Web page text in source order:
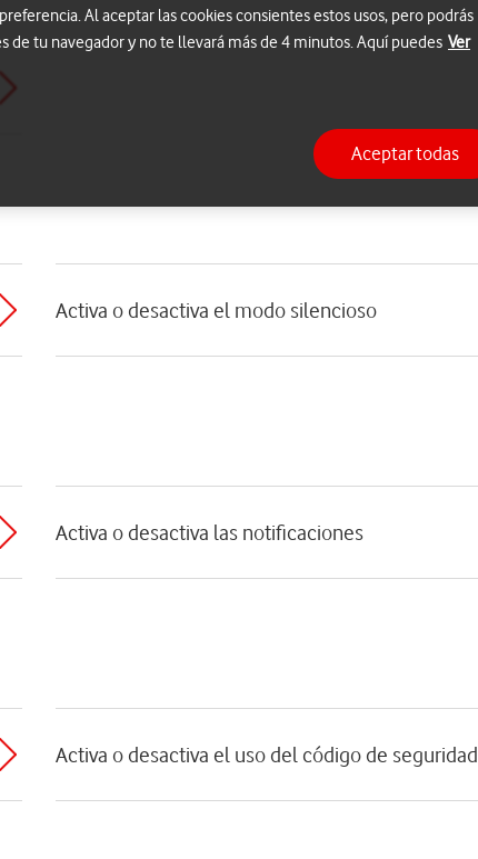
Activa o desactiva el modo silencioso
Activa o desactiva las notificaciones
Activa o desactiva el uso del código de seguridad
Al aceptar las cookies consientes estos usos, pero podrás
tu navegador y no te llevará más de 4 minutos. Aquí puedes Ver
Aceptar todas